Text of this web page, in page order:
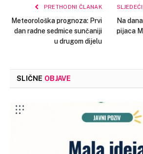
PRETHODNI ČLANAK
Meteorološka prognoza: Prvi
dan radne sedmice sunčaniji
u drugom dijelu
Na
pijaca
SLIČNE OBJAVE